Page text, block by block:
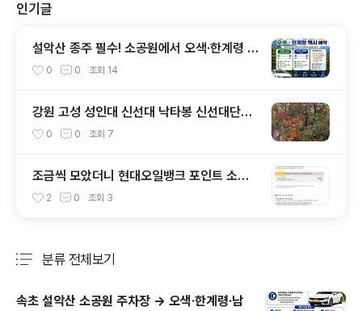
인기글
설악산 종주 필수! 소공원에서 오색·한계령 택
시 예약 완벽한 이용 방법
0 0 조회 14
강원 고성 성인대 신선대 낙타봉 신선대단풍
등산코스
0 0 조회 7
조금씩 모았더니 현대오일뱅크 포인트 소멸
한다고 보너스카드에서 안내 메일 도착
2 0 조회 3
분류 전체보기
속초 설악산 소공원 주차장 → 오색·한계령·남